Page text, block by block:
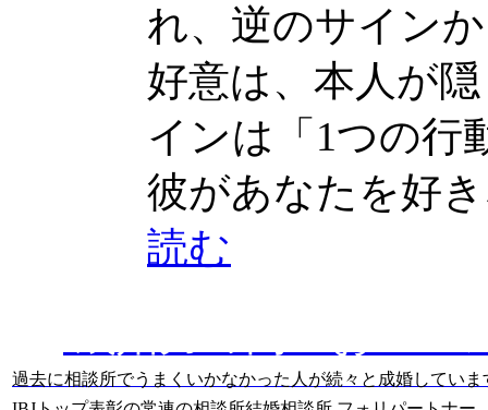
れ、逆のサイン
好意は、本人が
インは「1つの行
彼があなたを好
読む
過去に相談所でうまくいかなかった人が続々と成婚していま